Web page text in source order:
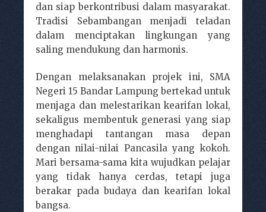
dan siap berkontribusi dalam masyarakat.
Tradisi Sebambangan menjadi teladan
dalam menciptakan lingkungan yang
saling mendukung dan harmonis.
Dengan melaksanakan projek ini, SMA
Negeri 15 Bandar Lampung bertekad untuk
menjaga dan melestarikan kearifan lokal,
sekaligus membentuk generasi yang siap
menghadapi tantangan masa depan
dengan nilai-nilai Pancasila yang kokoh.
Mari bersama-sama kita wujudkan pelajar
yang tidak hanya cerdas, tetapi juga
berakar pada budaya dan kearifan lokal
bangsa.